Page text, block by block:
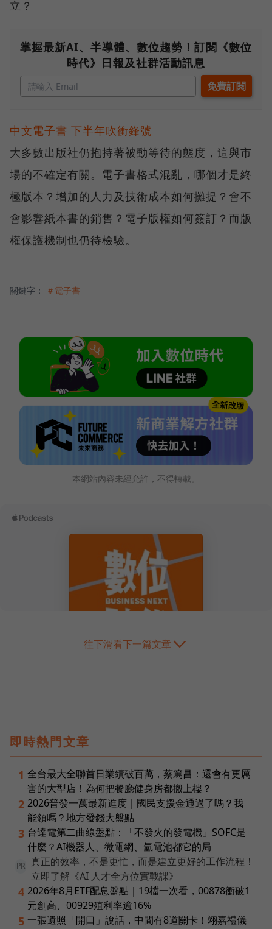
立？
掌握最新AI、半導體、數位趨勢！訂閱《數位
時代》日報及社群活動訊息
中文電子書 下半年吹衝鋒號
大多數出版社仍抱持著被動等待的態度，這與市
場的不確定有關。電子書格式混亂，哪個才是終
極版本？增加的人力及技術成本如何攤提？會不
會影響紙本書的銷售？電子版權如何簽訂？而版
權保護機制也仍待檢驗。
關鍵字： ＃電子書
本網站內容未經允許，不得轉載。
往下滑看下一篇文章
即時熱門文章
1 全台最大全聯首日業績破百萬，蔡篤昌：還會有更厲
害的大型店！為何把餐廳健身房都搬上樓？
2 2026普發一萬最新進度｜國民支援金通過了嗎？我
能領嗎？地方發錢大盤點
3 台達電第二曲線盤點：「不發火的發電機」SOFC是
什麼？AI機器人、微電網、氫電池都它的局
PR
真正的效率，不是更忙，而是建立更好的工作流程！
立即了解《AI 人才全方位實戰課》
4 2026年8月ETF配息盤點｜19檔一次看，00878衝破1
元創高、00929殖利率逾16%
5 一張遺照「開口」說話，中間有8道關卡！翊嘉禮儀